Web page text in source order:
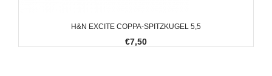
H&N EXCITE COPPA-SPITZKUGEL 5,5
€7,50